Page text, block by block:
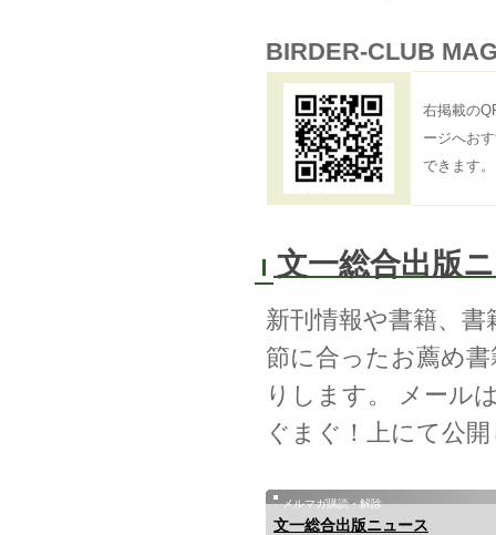
BIRDER-CLUB
右掲載の
ージへお
できます。
文一総合出版
新刊情報や書籍、
節に合ったお薦め
りします。 メール
ぐまぐ！上にて公
メルマガ購読・解除
文一総合出版ニュース